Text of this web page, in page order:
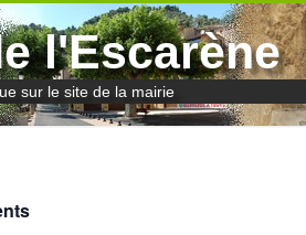
l'Escarène
sur le site de la mairie